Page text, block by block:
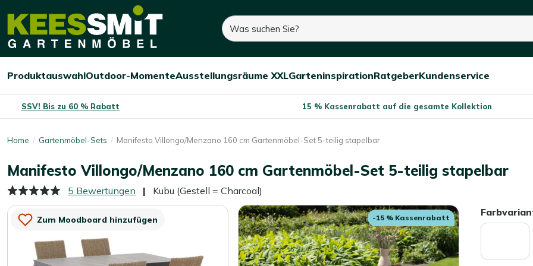
Kees
Suchen
Menü
Produktauswahl
Menü
Outdoor-Momente
Menü
Ausstellungsräume XXL
Menü
Garteninspiration
Menü
Ratgeber
Menü
Kundenservice
SSV! Bis zu 60 % Rabatt 15 % Kassenrabatt auf die gesamte Kollektion
Home Gartenmöbel-Sets Manifesto Villongo/Menzano 160 cm Gartenmöbel-Set 5-teilig stapelbar
Manifesto Villongo/Menzano 160 cm Gartenmöbel-Set 5-teilig stapelbar
Kubu (Gestell = Charcoal)
5 Bewertungen
Zum Moodboard hinzufügen -15 % Kassenrabatt
850,-